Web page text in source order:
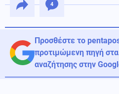
4
Προσθέστε το
προτιμώμενη πηγή
αναζήτησης στην